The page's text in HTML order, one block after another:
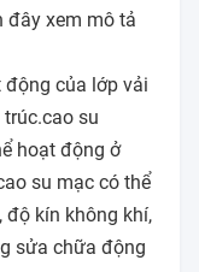
đây xem mô tả
của lớp vải
su
hoạt động ở
su mạc có thể
độ kín không khí,
sửa chữa động